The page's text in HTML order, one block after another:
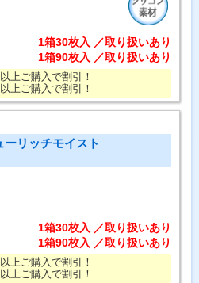
1箱30枚入 ／取り扱いあり
1箱90枚入 ／取り扱いあり
上ご購入で割引！
上ご購入で割引！
リッチモイスト
1箱30枚入 ／取り扱いあり
1箱90枚入 ／取り扱いあり
上ご購入で割引！
上ご購入で割引！